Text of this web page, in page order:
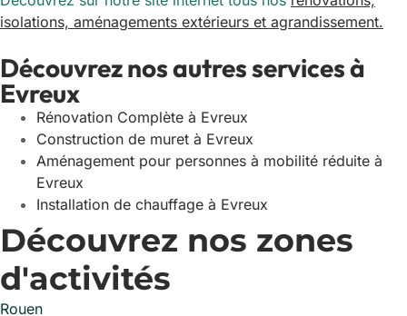
isolations, aménagements extérieurs et agrandissement.
Découvrez nos autres services à
Evreux
Rénovation Complète à Evreux
Construction de muret à Evreux
Aménagement pour personnes à mobilité réduite à
Evreux
Installation de chauffage à Evreux
Découvrez nos zones
d'activités
Rouen